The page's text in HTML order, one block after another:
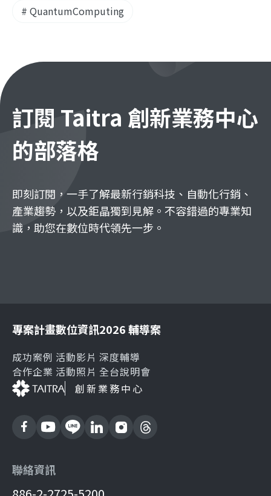
# QuantumComputing
訂閱 Taitra 創新業務中心
的部落格
即刻訂閱，一手了解最新行銷科技、自動化行銷、
產業趨勢，以及鉅晶獨到見解。不容錯過的專業知
識，助您在數位時代領先一步。
專案計畫
成功案例
合作企業
數位資訊
活動影片
活動照片
2026 輔導案
深度輔導
全台說明會
創新業務中心
聯絡資訊